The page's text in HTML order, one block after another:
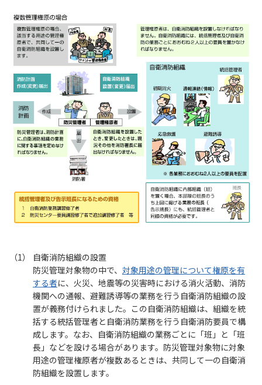
自衛消防組織の設置
防災管理対象物の中で、 対象用途の管理について権原を有
する者に、火災、地震等の災害時における消火活動、消防
機関への通報、避難誘導等の業務を行う自衛消防組織の設
置が義務付けられました。この自衛消防組織は、組織を統
括する統括管理者と自衛消防業務を行う自衛消防要員で構
成します。なお、自衛消防組織の業務ごとに「班」と「班
長」などを設ける場合があります。防災管理対象物に対象
用途の管理権原者が複数あるときは、共同して一の自衛消
防組織を設置します。